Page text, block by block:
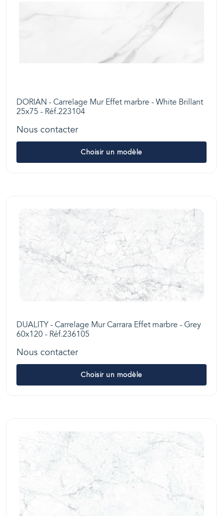
DORIAN - Carrelage Mur Effet marbre - White Brillant
25x75 - Réf.223104
Nous contacter
Choisir un modèle
DUALITY - Carrelage Mur Carrara Effet marbre - Grey
60x120 - Réf.236105
Nous contacter
Choisir un modèle